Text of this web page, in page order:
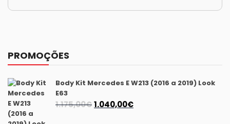
PROMOÇÕES
Body Kit Mercedes E W213 (2016 a 2019) Look
E63
1.175,00€O
1.040,00€O